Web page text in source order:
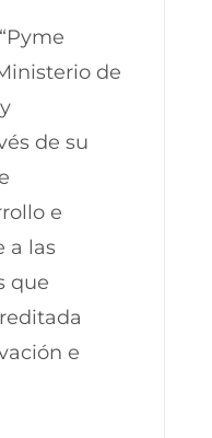
de
de su
e
a las
que
e